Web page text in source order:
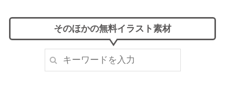
そのほかの無料イラスト素材